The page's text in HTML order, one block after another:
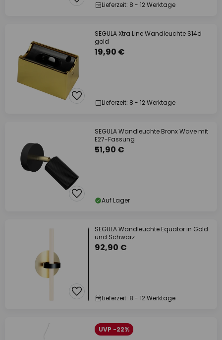
Lieferzeit: 8 - 12 Werktage
SEGULA Xtra Line Wandleuchte S14d
gold
19,90 €
Lieferzeit: 8 - 12 Werktage
SEGULA Wandleuchte Bronx Wave mit
E27-Fassung
51,90 €
Auf Lager
SEGULA Wandleuchte Equator in Gold
und Schwarz
92,90 €
Lieferzeit: 8 - 12 Werktage
UVP -22%